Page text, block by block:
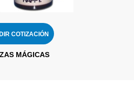
COTIZACIÓN
MÁGICAS